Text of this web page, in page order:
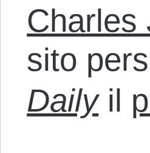
Charles
sito
Dailyil